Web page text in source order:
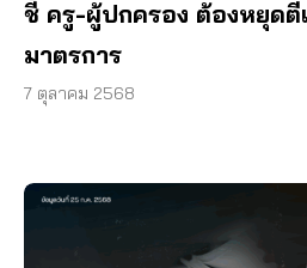
ชี้ ครู-ผู้ปกครอง ต้องหยุดตี
มาตรการ
7 ตุลาคม 2568